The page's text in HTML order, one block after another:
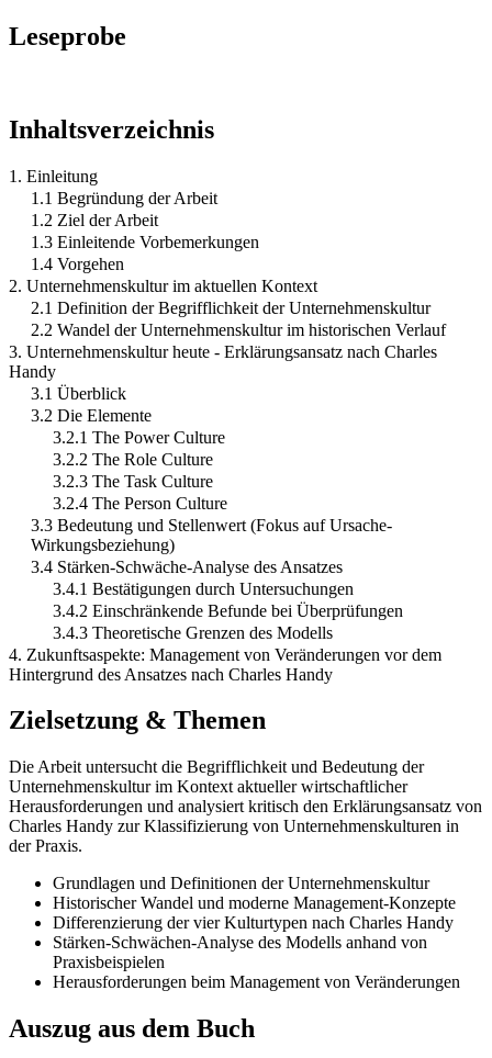
Leseprobe
Inhaltsverzeichnis
1. Einleitung
1.1 Begründung der Arbeit
1.2 Ziel der Arbeit
1.3 Einleitende Vorbemerkungen
1.4 Vorgehen
2. Unternehmenskultur im aktuellen Kontext
2.1 Definition der Begrifflichkeit der Unternehmenskultur
2.2 Wandel der Unternehmenskultur im historischen Verlauf
3. Unternehmenskultur heute - Erklärungsansatz nach Charles
Handy
3.1 Überblick
3.2 Die Elemente
3.2.1 The Power Culture
3.2.2 The Role Culture
3.2.3 The Task Culture
3.2.4 The Person Culture
3.3 Bedeutung und Stellenwert (Fokus auf Ursache-
Wirkungsbeziehung)
3.4 Stärken-Schwäche-Analyse des Ansatzes
3.4.1 Bestätigungen durch Untersuchungen
3.4.2 Einschränkende Befunde bei Überprüfungen
3.4.3 Theoretische Grenzen des Modells
4. Zukunftsaspekte: Management von Veränderungen vor dem
Hintergrund des Ansatzes nach Charles Handy
Zielsetzung & Themen
Die Arbeit untersucht die Begrifflichkeit und Bedeutung der
Unternehmenskultur im Kontext aktueller wirtschaftlicher
Herausforderungen und analysiert kritisch den Erklärungsansatz von
Charles Handy zur Klassifizierung von Unternehmenskulturen in
der Praxis.
Grundlagen und Definitionen der Unternehmenskultur
Historischer Wandel und moderne Management-Konzepte
Differenzierung der vier Kulturtypen nach Charles Handy
Stärken-Schwächen-Analyse des Modells anhand von
Praxisbeispielen
Herausforderungen beim Management von Veränderungen
Auszug aus dem Buch